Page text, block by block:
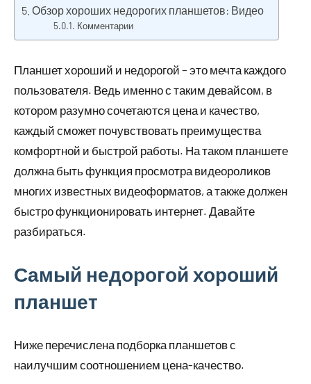
Обзор хороших недорогих планшетов: Видео
Комментарии
Планшет хороший и недорогой – это мечта каждого
пользователя. Ведь именно с таким девайсом, в
котором разумно сочетаются цена и качество,
каждый сможет почувствовать преимущества
комфортной и быстрой работы. На таком планшете
должна быть функция просмотра видеороликов
многих известных видеоформатов, а также должен
быстро функционировать интернет. Давайте
разбираться.
Самый недорогой хороший
планшет
Ниже перечислена подборка планшетов с
наилучшим соотношением цена-качество.